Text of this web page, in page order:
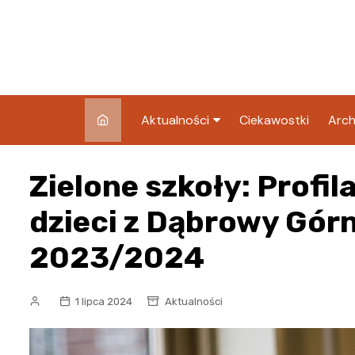
Aktualności
Blog
Ciekawostki
Zielone szkoły:
dzieci z Dąbrowy
2023/2024
1 lipca 2024 Aktualności